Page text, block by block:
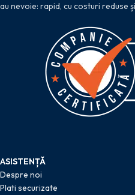
au nevoie: rapid, cu costuri reduse
ASISTENȚĂ
Despre noi
Plati securizate